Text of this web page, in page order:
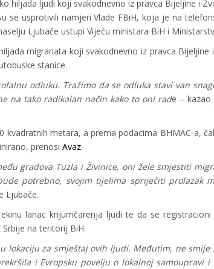
hiljada ljudi koji svakodnevno iz pravca Bijeljine i
se usprotivili namjeri Vlade FBiH, koja je na
Ljubače ustupi Vijeću ministara BiH i
migranata koji svakodnevno iz pravca
stanice.
odluku. Tražimo da se odluka stavi van
na tako radikalan način kako to oni rade – kazao
kvadratnih metara, a prema podacima BHMAC-a,
prenosi Avaz.
gradova Tuzla i Živinice, oni žele smjestiti
potrebno, svojim tijelima spriječiti prolazak
Ljubače.
lanac krijumčarenja ljudi te da se
na teritorij BiH.
lokaciju za smještaj ovih ljudi. Međutim, ne
i Evropsku povelju o lokalnoj samoupravi